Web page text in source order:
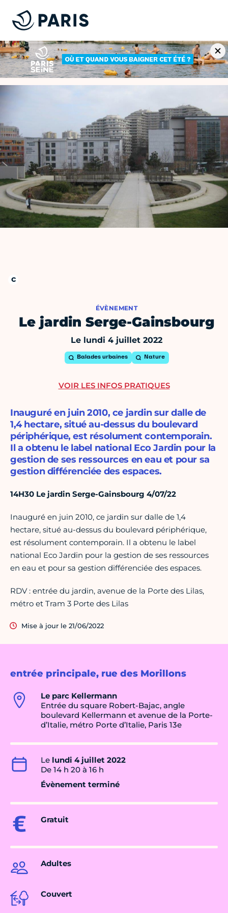
ÉVÈNEMENT
Le jardin Serge-Gainsbourg
Le lundi 4 juillet 2022
Balades urbaines Nature
entrée principale, rue des Morillons
Le parc Kellermann
Entrée du square Robert-Bajac, angle
boulevard Kellermann et avenue de la Porte-
d’Italie, métro Porte d’Italie, Paris 13e
Le lundi 4 juillet 2022
De 14 h 20 à 16 h
Évènement terminé
Gratuit
Adultes
Couvert
Inauguré en juin 2010, ce jardin sur dalle de
1,4 hectare, situé au-dessus du boulevard
périphérique, est résolument contemporain.
Il a obtenu le label national Eco Jardin pour la
gestion de ses ressources en eau et pour sa
gestion différenciée des espaces.
14H30 Le jardin Serge-Gainsbourg 4/07/22
Inauguré en juin 2010, ce jardin sur dalle de 1,4
hectare, situé au-dessus du boulevard périphérique,
est résolument contemporain. Il a obtenu le label
national Eco Jardin pour la gestion de ses ressources
en eau et pour sa gestion différenciée des espaces.
RDV : entrée du jardin, avenue de la Porte des Lilas,
métro et Tram 3 Porte des Lilas
Mise à jour le 21/06/2022
VOIR LES INFOS PRATIQUES